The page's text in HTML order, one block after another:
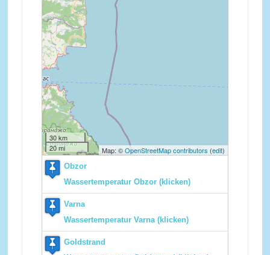
30 km
20 mi
Map: ©OpenStreetMap contributors (edit)
Obzor
Wassertemperatur Obzor (klicken)
Varna
Wassertemperatur Varna (klicken)
Goldstrand